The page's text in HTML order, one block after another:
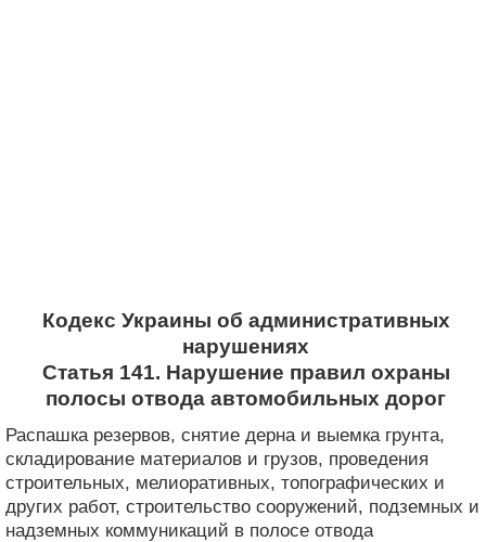
Кодекс Украины об административных
нарушениях
Статья 141. Нарушение правил охраны
полосы отвода автомобильных дорог
Распашка резервов, снятие дерна и выемка грунта,
складирование материалов и грузов, проведения
строительных, мелиоративных, топографических и
других работ, строительство сооружений, подземных и
надземных коммуникаций в полосе отвода